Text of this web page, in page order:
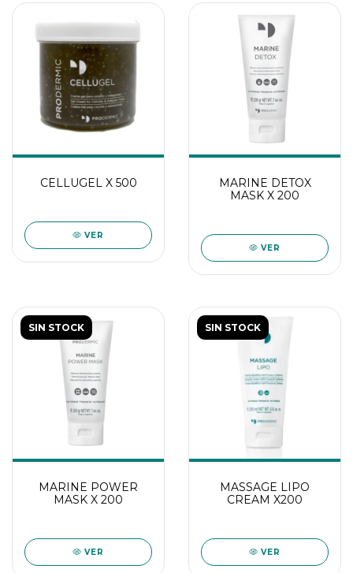
CELLUGEL X 500
VER
MARINE DETOX
MASK X 200
VER
SIN STOCK
MARINE POWER
MASK X 200
VER
SIN STOCK
MASSAGE LIPO
CREAM X200
VER